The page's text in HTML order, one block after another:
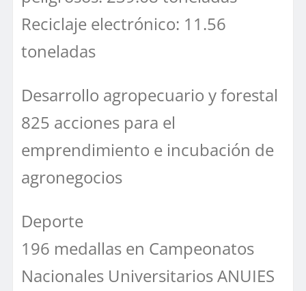
Reciclaje electrónico: 11.56
toneladas
Desarrollo agropecuario y forestal
825 acciones para el
emprendimiento e incubación de
agronegocios
Deporte
196 medallas en Campeonatos
Nacionales Universitarios ANUIES